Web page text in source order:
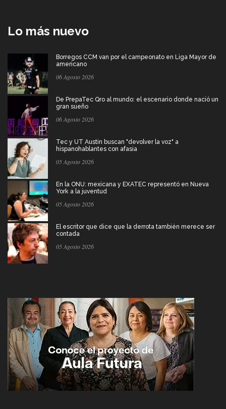
Lo más nuevo
Borregos CCM van por el campeonato en Liga Mayor de
americano
06 Agosto 2026
De PrepaTec Qro al mundo: el escenario donde nació un
gran sueño
06 Agosto 2026
Tec y UT Austin buscan "devolver la voz" a
hispanohablantes con afasia
05 Agosto 2026
En la ONU: mexicana y EXATEC representó en Nueva
York a la juventud
05 Agosto 2026
El escritor que dice que la derrota también merece ser
contada
05 Agosto 2026